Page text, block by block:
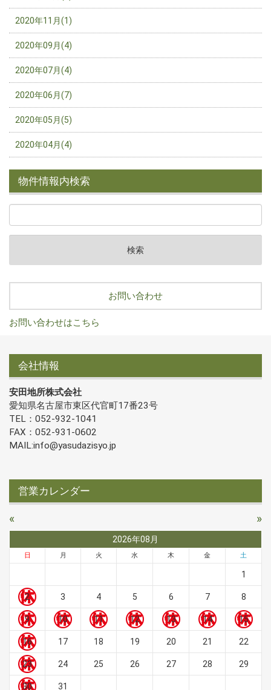
2020年11月(1)
2020年09月(4)
2020年07月(4)
2020年06月(7)
2020年05月(5)
2020年04月(4)
物件情報内検索
お問い合わせ
お問い合わせはこちら
会社情報
安田地所株式会社
愛知県名古屋市東区代官町17番23号
TEL：052-932-1041
FAX：052-931-0602
MAIL:info@yasudazisyo.jp
営業カレンダー
« »
2026年08月
日 月 火 水 木 金 土
1
2 3 4 5 6 7 8
9 10 11 12 13 14 15
16 17 18 19 20 21 22
23 24 25 26 27 28 29
30 31